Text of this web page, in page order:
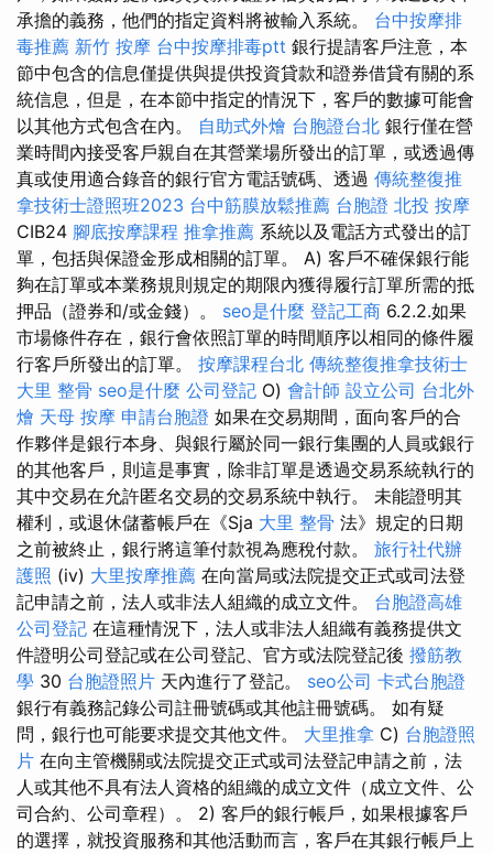
承擔的義務，他們的指定資料將被輸入系統。 台中按摩排
毒推薦 新竹 按摩 台中按摩排毒ptt 銀行提請客戶注意，本
節中包含的信息僅提供與提供投資貸款和證券借貸有關的系
統信息，但是，在本節中指定的情況下，客戶的數據可能會
以其他方式包含在內。 自助式外燴 台胞證台北 銀行僅在營
業時間內接受客戶親自在其營業場所發出的訂單，或透過傳
真或使用適合錄音的銀行官方電話號碼、透過 傳統整復推
拿技術士證照班2023 台中筋膜放鬆推薦 台胞證 北投 按摩
CIB24 腳底按摩課程 推拿推薦 系統以及電話方式發出的訂
單，包括與保證金形成相關的訂單。 A) 客戶不確保銀行能
夠在訂單或本業務規則規定的期限內獲得履行訂單所需的抵
押品（證券和/或金錢）。 seo是什麼 登記工商 6.2.2.如果
市場條件存在，銀行會依照訂單的時間順序以相同的條件履
行客戶所發出的訂單。 按摩課程台北 傳統整復推拿技術士
大里 整骨 seo是什麼 公司登記 O) 會計師 設立公司 台北外
燴 天母 按摩 申請台胞證 如果在交易期間，面向客戶的合
作夥伴是銀行本身、與銀行屬於同一銀行集團的人員或銀行
的其他客戶，則這是事實，除非訂單是透過交易系統執行的
其中交易在允許匿名交易的交易系統中執行。 未能證明其
權利，或退休儲蓄帳戶在《Sja 大里 整骨 法》規定的日期
之前被終止，銀行將這筆付款視為應稅付款。 旅行社代辦
護照 (iv) 大里按摩推薦 在向當局或法院提交正式或司法登
記申請之前，法人或非法人組織的成立文件。 台胞證高雄
公司登記 在這種情況下，法人或非法人組織有義務提供文
件證明公司登記或在公司登記、官方或法院登記後 撥筋教
學 30 台胞證照片 天內進行了登記。 seo公司 卡式台胞證
銀行有義務記錄公司註冊號碼或其他註冊號碼。 如有疑
問，銀行也可能要求提交其他文件。 大里推拿 C) 台胞證照
片 在向主管機關或法院提交正式或司法登記申請之前，法
人或其他不具有法人資格的組織的成立文件（成立文件、公
司合約、公司章程）。 2) 客戶的銀行帳戶，如果根據客戶
的選擇，就投資服務和其他活動而言，客戶在其銀行帳戶上